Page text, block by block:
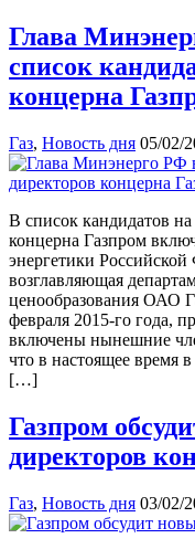
Глава
список
концерна
Газ, Новость дня 05/02/
В список кандидатов на
концерна Газпром
энергетики
возглавляющая
ценообразования ОАО
февраля 2015-го года,
включены нынешние
что в настоящее время
[…]
Газпром
директоров
Газ, Новость дня 03/02/